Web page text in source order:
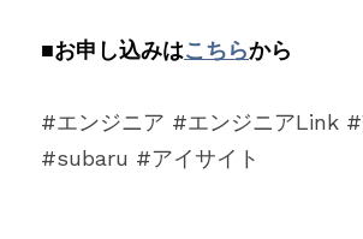
■お申し込みはこちらから
#エンジニア #エンジニアLink
#subaru #アイサイト